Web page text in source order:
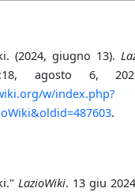
(2024, giugno 13).
agosto 6,
w/index.php?
.
LazioWiki. 13 giu